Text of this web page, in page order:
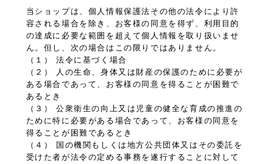
当ショップは、個人情報保護法その他の法令により許
容される場合を除き、お客様の同意を得ず、利用目的
の達成に必要な範囲を超えて個人情報を取り扱いませ
ん。但し、次の場合はこの限りではありません。
（１） 法令に基づく場合
（２） 人の生命、身体又は財産の保護のために必要が
ある場合であって、お客様の同意を得ることが困難で
あるとき
（３） 公衆衛生の向上又は児童の健全な育成の推進の
ために特に必要がある場合であって、お客様の同意を
得ることが困難であるとき
（４） 国の機関もしくは地方公共団体又はその委託を
受けた者が法令の定める事務を遂行することに対して